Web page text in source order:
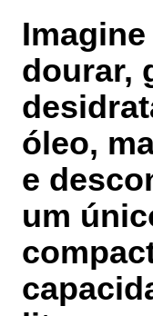
dourar,
óleo,
e
um